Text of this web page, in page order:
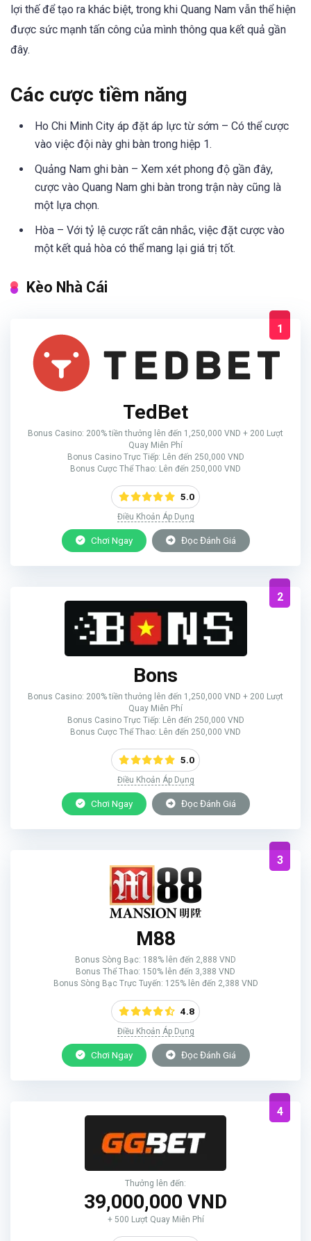
lợi thế để tạo ra khác biệt, trong khi Quang Nam vẫn thể hiện
được sức mạnh tấn công của mình thông qua kết quả gần
đây.
Các cược tiềm năng
Ho Chi Minh City áp đặt áp lực từ sớm – Có thể cược
vào việc đội này ghi bàn trong hiệp 1.
Quảng Nam ghi bàn – Xem xét phong độ gần đây,
cược vào Quang Nam ghi bàn trong trận này cũng là
một lựa chọn.
Hòa – Với tỷ lệ cược rất cân nhắc, việc đặt cược vào
một kết quả hòa có thể mang lại giá trị tốt.
Kèo Nhà Cái
1
TedBet
Bonus Casino: 200% tiền thưởng lên đến 1,250,000 VND + 200 Lượt
Quay Miễn Phí
Bonus Casino Trực Tiếp: Lên đến 250,000 VND
Bonus Cược Thể Thao: Lên đến 250,000 VND
5.0
Điều Khoản Áp Dụng
Chơi Ngay Đọc Đánh Giá
2
Bons
Bonus Casino: 200% tiền thưởng lên đến 1,250,000 VND + 200 Lượt
Quay Miễn Phí
Bonus Casino Trực Tiếp: Lên đến 250,000 VND
Bonus Cược Thể Thao: Lên đến 250,000 VND
5.0
Điều Khoản Áp Dụng
Chơi Ngay Đọc Đánh Giá
3
M88
Bonus Sòng Bạc: 188% lên đến 2,888 VND
Bonus Thể Thao: 150% lên đến 3,388 VND
Bonus Sòng Bạc Trực Tuyến: 125% lên đến 2,388 VND
4.8
Điều Khoản Áp Dụng
Chơi Ngay Đọc Đánh Giá
4
Thưởng lên đến:
39,000,000 VND
+ 500 Lượt Quay Miễn Phí